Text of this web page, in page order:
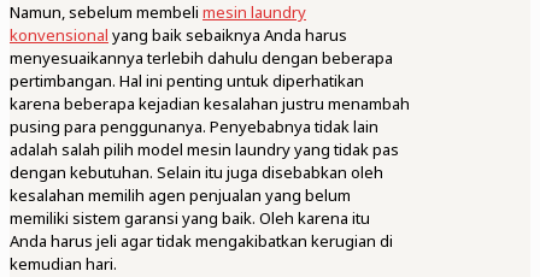
Namun, sebelum membeli mesin laundry
konvensional yang baik sebaiknya Anda harus
menyesuaikannya terlebih dahulu dengan beberapa
pertimbangan. Hal ini penting untuk diperhatikan
karena beberapa kejadian kesalahan justru menambah
pusing para penggunanya. Penyebabnya tidak lain
adalah salah pilih model mesin laundry yang tidak pas
dengan kebutuhan. Selain itu juga disebabkan oleh
kesalahan memilih agen penjualan yang belum
memiliki sistem garansi yang baik. Oleh karena itu
Anda harus jeli agar tidak mengakibatkan kerugian di
kemudian hari.